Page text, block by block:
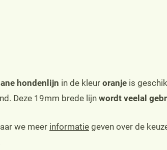
hondenlijn in de kleur oranje is
Deze 19mm brede lijn wordt veelal
we meer informatie geven over de